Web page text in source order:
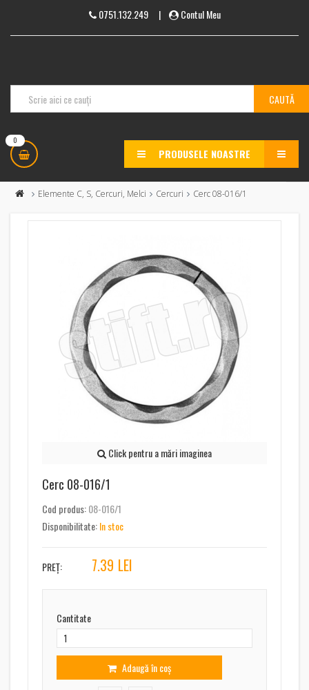
0751.132.249| Contul Meu
0
PRODUSELE NOASTRE MENU
Elemente C, S, Cercuri, Melci Cercuri Cerc 08-016/1
Click pentru a mări imaginea
Cerc 08-016/1
Cod produs:08-016/1
Disponibilitate:In stoc
PREȚ: 7.39 LEI
Cantitate
Adaugă în coș